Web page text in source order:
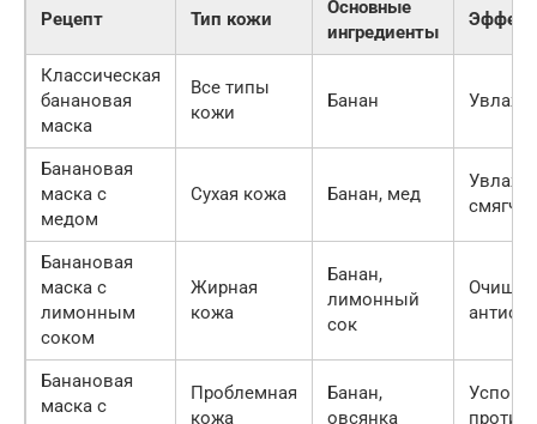
Рецепт Тип кожи
Основные
ингредиенты
Эффект
Классическая
банановая
маска
Все типы
кожи
Банан
Банановая
маска с
медом
Сухая кожа Банан, мед
Банановая
маска с
лимонным
соком
Жирная
кожа
Банан,
лимонный
сок
Банановая
маска с
Проблемная
кожа
Банан,
овсянка